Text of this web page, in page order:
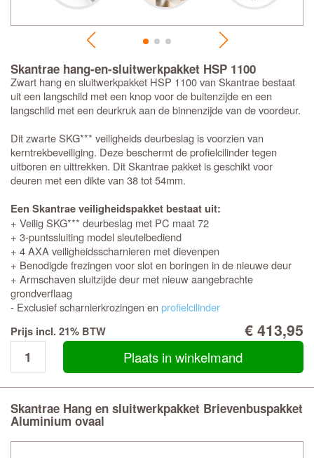
Skantrae hang-en-sluitwerkpakket HSP 1100
Zwart hang en sluitwerkpakket HSP 1100 van Skantrae bestaat
uit een langschild met een knop voor de buitenzijde en een
langschild met een deurkruk aan de binnenzijde van de voordeur.
Dit zwarte SKG*** veiligheids deurbeslag is voorzien van
kerntrekbeveiliging. Deze beschermt de profielcilinder tegen
uitboren en uittrekken. Dit Skantrae pakket is geschikt voor
deuren met een dikte van 38 tot 54mm.
Een Skantrae veiligheidspakket bestaat uit:
+ Veilig SKG*** deurbeslag met PC maat 72
+ 3-puntssluiting model sleutelbediend
+ 4 AXA veiligheidsscharnieren met dievenpen
+ Benodigde frezingen voor slot en boringen in de nieuwe deur
+ Armschaven sluitzijde deur met nieuw aangebrachte
grondverflaag
- Exclusief scharnierkrozingen enprofielcilinder
Prijs incl. 21% BTW
€ 413,95
Plaats in winkelmand
Skantrae Hang en sluitwerkpakket Brievenbuspakket
Aluminium ovaal